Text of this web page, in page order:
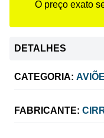
O preço exato
DETALHES
CATEGORIA:
FABRICANTE: